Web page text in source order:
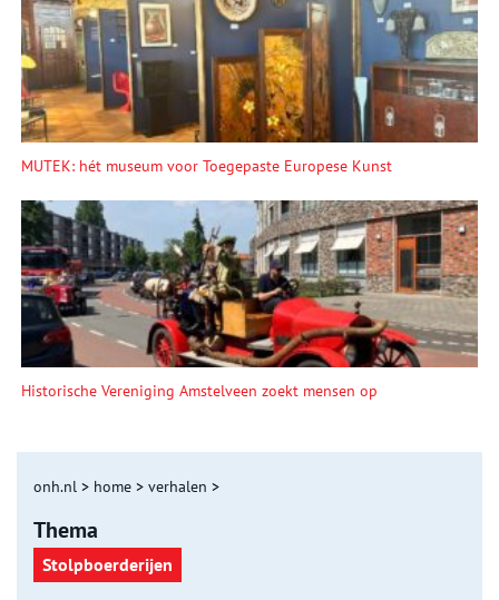
MUTEK: hét museum voor Toegepaste Europese Kunst
Historische Vereniging Amstelveen zoekt mensen op
onh.nl > home > verhalen >
Thema
Stolpboerderijen